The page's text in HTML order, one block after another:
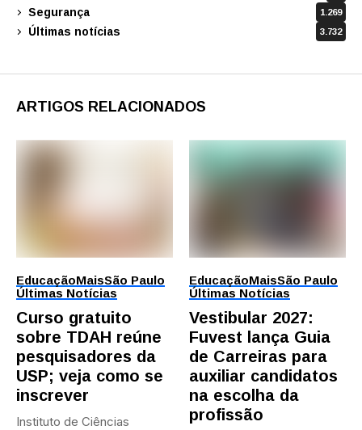
Segurança 1.269
Últimas notícias 3.732
ARTIGOS RELACIONADOS
EducaçãoMaisSão Paulo
Últimas Notícias
Curso gratuito
sobre TDAH reúne
pesquisadores da
USP; veja como se
inscrever
Instituto de Ciências
EducaçãoMaisSão Paulo
Últimas Notícias
Vestibular 2027:
Fuvest lança Guia
de Carreiras para
auxiliar candidatos
na escolha da
profissão